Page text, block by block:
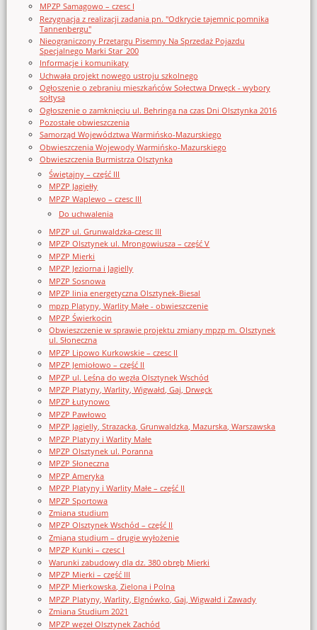
MPZP Samagowo – czesc I
Rezygnacja z realizacji zadania pn. "Odkrycie tajemnic pomnika
Tannenbergu"
Nieograniczony Przetargu Pisemny Na Sprzedaż Pojazdu
Specjalnego Marki Star_200
Informacje i komunikaty
Uchwała projekt nowego ustroju szkolnego
Ogłoszenie o zebraniu mieszkańców Sołectwa Drwęck - wybory
sołtysa
Ogłoszenie o zamknięciu ul. Behringa na czas Dni Olsztynka 2016
Pozostałe obwieszczenia
Samorząd Województwa Warmińsko-Mazurskiego
Obwieszczenia Wojewody Warmińsko-Mazurskiego
Obwieszczenia Burmistrza Olsztynka
Świętajny – część III
MPZP Jagiełły
MPZP Waplewo – czesc III
Do uchwalenia
MPZP ul. Grunwaldzka-czesc III
MPZP Olsztynek ul. Mrongowiusza – część V
MPZP Mierki
MPZP Jeziorna i Jagielly
MPZP Sosnowa
MPZP linia energetyczna Olsztynek-Biesal
mpzp Platyny, Warlity Małe - obwieszczenie
MPZP Świerkocin
Obwieszczenie w sprawie projektu zmiany mpzp m. Olsztynek
ul. Słoneczna
MPZP Lipowo Kurkowskie – czesc II
MPZP Jemiołowo – część II
MPZP ul. Leśna do węzła Olsztynek Wschód
MPZP Platyny, Warlity, Wigwałd, Gaj, Drwęck
MPZP Łutynowo
MPZP Pawłowo
MPZP Jagielly, Strazacka, Grunwaldzka, Mazurska, Warszawska
MPZP Platyny i Warlity Małe
MPZP Olsztynek ul. Poranna
MPZP Słoneczna
MPZP Ameryka
MPZP Platyny i Warlity Małe – część II
MPZP Sportowa
Zmiana studium
MPZP Olsztynek Wschód – część II
Zmiana studium – drugie wyłożenie
MPZP Kunki – czesc I
Warunki zabudowy dla dz. 380 obręb Mierki
MPZP Mierki – część III
MPZP Mierkowska, Zielona i Polna
MPZP Platyny, Warlity, Elgnówko, Gaj, Wigwałd i Zawady
Zmiana Studium 2021
MPZP węzeł Olsztynek Zachód